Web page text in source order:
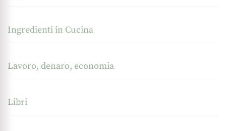
Ingredienti in Cucina
Lavoro, denaro, economia
Libri